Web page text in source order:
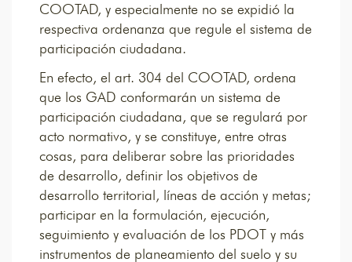
COOTAD, y especialmente no se expidió la
respectiva ordenanza que regule el sistema de
participación ciudadana.
En efecto, el art. 304 del COOTAD, ordena
que los GAD conformarán un sistema de
participación ciudadana, que se regulará por
acto normativo, y se constituye, entre otras
cosas, para deliberar sobre las prioridades
de desarrollo, definir los objetivos de
desarrollo territorial, líneas de acción y metas;
participar en la formulación, ejecución,
seguimiento y evaluación de los PDOT y más
instrumentos de planeamiento del suelo y su